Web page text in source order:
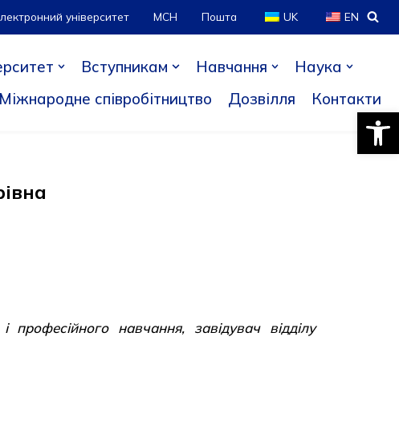
університет МСН Пошта UK EN
Вступникам Навчання
Наука
Міжнародне співробітництво Дозвілля Контакти
навчання, завідувач відділу